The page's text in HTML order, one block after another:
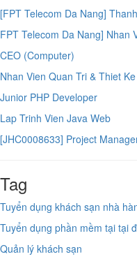
[FPT Telecom Da Nang]
FPT Telecom Da Nang] Nhan
CEO (Computer)
Nhan Vien Quan Tri & Thiet
Junior PHP Developer
Lap Trinh Vien Java Web
[JHC0008633] Project
Tag
Tuyển dụng khách sạn nhà
Tuyển dụng phần mềm tại tại
Quản lý khách sạn